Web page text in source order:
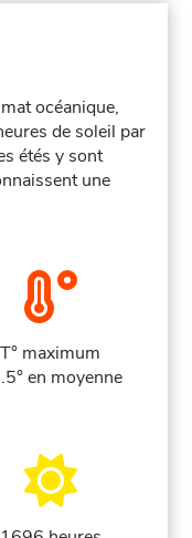
océanique,
de soleil par
étés y sont
une
T° maximum
en moyenne